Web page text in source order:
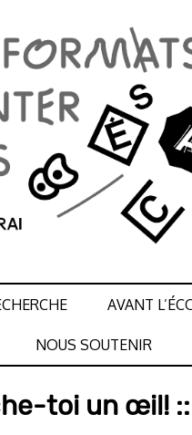
AVANT
NOUS SOUTENIR
toi un œil!